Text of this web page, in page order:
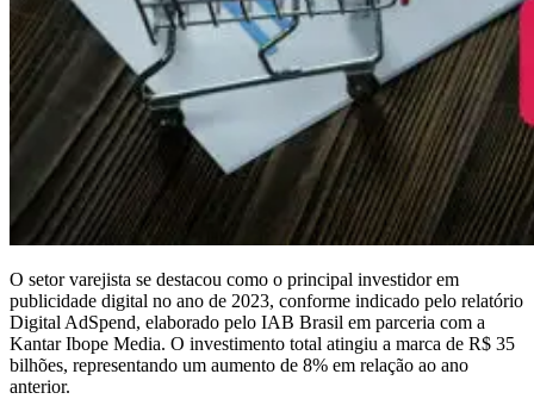
O setor varejista se destacou como o principal investidor em
publicidade digital no ano de 2023, conforme indicado pelo relatório
Digital AdSpend, elaborado pelo IAB Brasil em parceria com a
Kantar Ibope Media. O investimento total atingiu a marca de R$ 35
bilhões, representando um aumento de 8% em relação ao ano
anterior.